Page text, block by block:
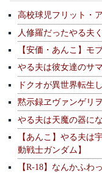
高校球児フリット・
人修羅だったやる夫
【安価・あんこ】モ
やる夫は彼女達のサ
ドクオが異世界転生
黙示録ヱヴァンゲリ
やる夫は天魔の器に
【あんこ】やる夫は
動戦士ガンダム】
【R-18】なんかふわ